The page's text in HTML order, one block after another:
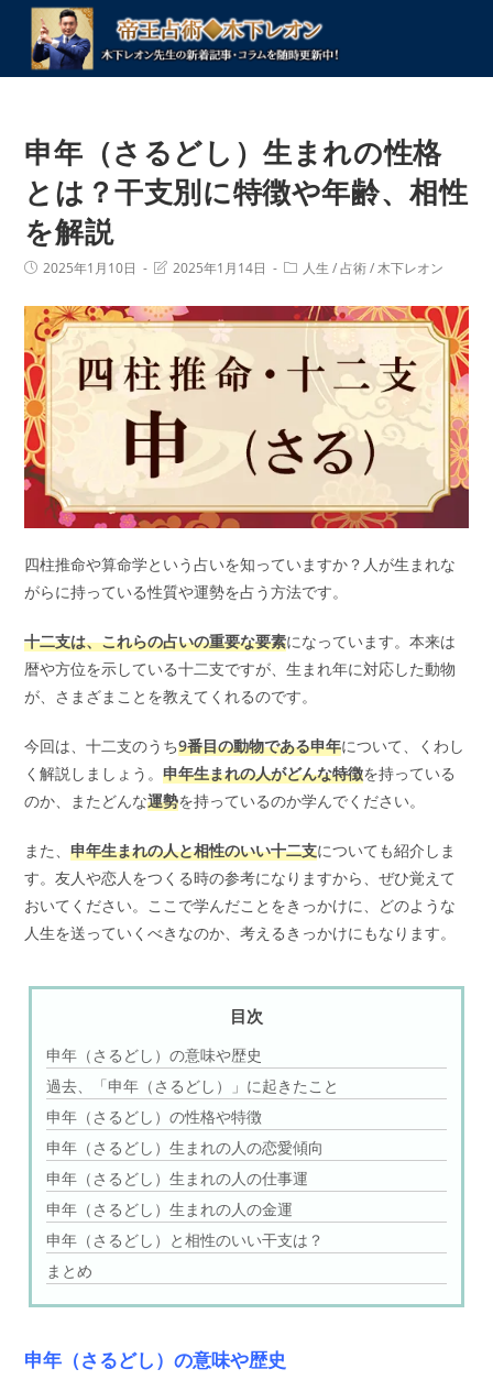
申年（さるどし）生まれの性格
とは？干支別に特徴や年齢、相性
を解説
投
開
日:
2025年1月10日
投
最
終
更
日:
2025年1月14日
投
テ
ゴ
ー:
人生 / 占術 / 木下レオン
四柱推命や算命学という占いを知っていますか？人が生まれな
がらに持っている性質や運勢を占う方法です。
十二支は、これらの占いの重要な要素になっています。本来は
暦や方位を示している十二支ですが、生まれ年に対応した動物
が、さまざまことを教えてくれるのです。
今回は、十二支のうち9番目の動物である申年について、くわし
く解説しましょう。申年生まれの人がどんな特徴を持っている
のか、またどんな運勢を持っているのか学んでください。
また、申年生まれの人と相性のいい十二支についても紹介しま
す。友人や恋人をつくる時の参考になりますから、ぜひ覚えて
おいてください。ここで学んだことをきっかけに、どのような
人生を送っていくべきなのか、考えるきっかけにもなります。
目次
申年（さるどし）の意味や歴史
過去、「申年（さるどし）」に起きたこと
申年（さるどし）の性格や特徴
申年（さるどし）生まれの人の恋愛傾向
申年（さるどし）生まれの人の仕事運
申年（さるどし）生まれの人の金運
申年（さるどし）と相性のいい干支は？
まとめ
申年（さるどし）の意味や歴史